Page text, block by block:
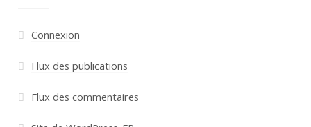
Connexion
Flux des publications
Flux des commentaires